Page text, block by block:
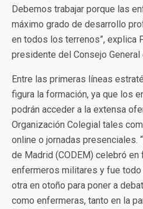
Debemos trabajar porque las
máximo grado de desarrollo
en todos los terrenos”, explica
presidente del Consejo General
Entre las primeras líneas
figura la formación, ya que los
podrán acceder a la extensa
Organización Colegial tales
online o jornadas presenciales.
de Madrid (CODEM) celebró en
enfermeros militares y fue todo
otra en otoño para poner a
como enfermeras, tanto en la